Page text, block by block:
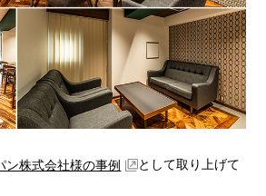
ン株式会社様の事例
として取り上げて